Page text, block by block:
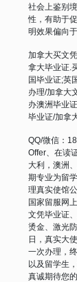
社会上鉴别
性，有助于
明效果偏向
加拿大买文
拿大毕业证.
国毕业证;英
办理/加拿大
办澳洲毕业
毕业证/加拿
QQ/微信：
Offer、在读
大利，澳洲
期专业为留
理真实使馆
国家留服网
文凭毕业证
烫金、激光
日，真实大
一次办理，
以及留学生
真诚期待您